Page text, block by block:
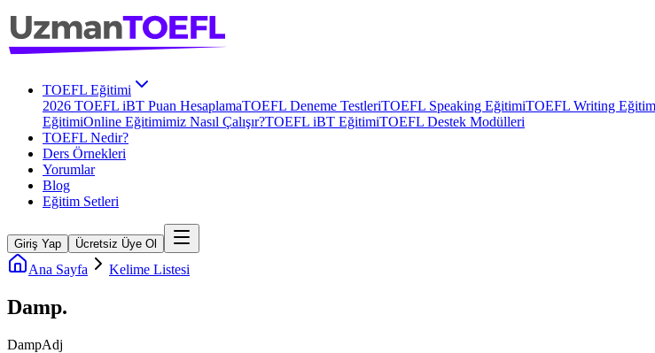
TOEFL Eğitimi
2026 TOEFL iBT Puan HesaplamaTOEFL Deneme TestleriTOEFL Speaking EğitimiTOEFL Writing
EğitimiOnline Eğitimimiz Nasıl Çalışır?TOEFL iBT EğitimiTOEFL Destek Modülleri
TOEFL Nedir?
Ders Örnekleri
Yorumlar
Blog
Eğitim Setleri
Giriş Yap Ücretsiz Üye Ol
Ana Sayfa Kelime Listesi
Damp.
DampAdj